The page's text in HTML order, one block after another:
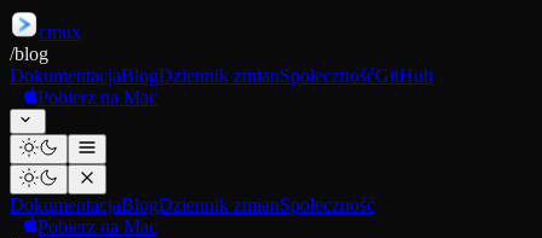
cmux
/blog
DokumentacjaBlogDziennik zmianSpołecznośćGitHub
Pobierz na Mac
DokumentacjaBlogDziennik zmianSpołeczność
Pobierz na Mac